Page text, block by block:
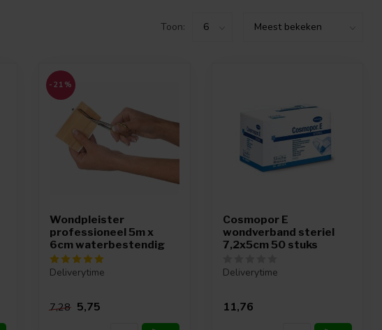
Toon:
-21%
Wondpleister
professioneel 5m x
6cm waterbestendig
Deliverytime
7,28 5,75
Cosmopor E
wondverband steriel
7,2x5cm 50 stuks
Deliverytime
11,76